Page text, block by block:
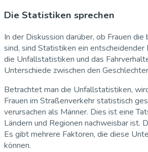
Die Statistiken sprechen
In der Diskussion darüber, ob Frauen
sind, sind Statistiken ein entscheidender
die Unfallstatistiken und das
Unterschiede zwischen den
Betrachtet man die Unfallstatistiken,
Frauen im Straßenverkehr statistisch
verursachen als Männer. Dies ist eine
Ländern und Regionen nachweisbar ist.
Es gibt mehrere Faktoren, die diese
können.